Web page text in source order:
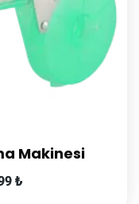
Makinesi
₺